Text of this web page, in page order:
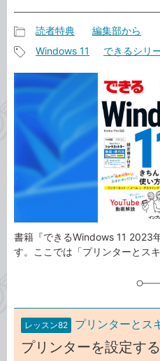
事
カ
テ
リ
読者特典 編集部から
事
Windows 11 できるシリ
書籍『できるWindows 11 2023
す。ここでは「プリンターとス
レッスン82 プリンターとス
プリンターを設定す